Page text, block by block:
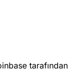
tarafından